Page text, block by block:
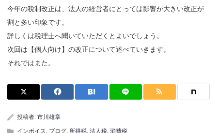
今年の税制改正は、法人の経営者にとっては影響が大きい改正が
割と多い印象です。
詳しくは税理士へ聞いていただくとよいでしょう。
次回は【個人向け】の改正について述べていきます。
それではまた。
投稿者: 市川雄章
インボイス, ブログ, 所得税, 法人税, 消費税